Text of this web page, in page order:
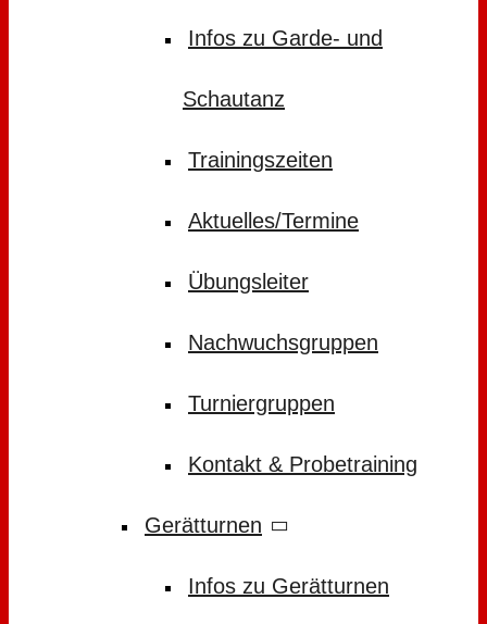
Infos zu Garde- und
Schautanz
Trainingszeiten
Aktuelles/Termine
Übungsleiter
Nachwuchsgruppen
Turniergruppen
Kontakt & Probetraining
Gerätturnen
Infos zu Gerätturnen